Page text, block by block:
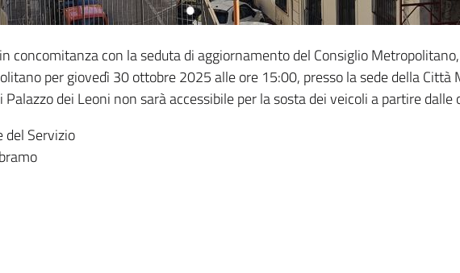
concomitanza con la seduta di aggiornamento del Consiglio
per giovedì 30 ottobre 2025 alle ore 15:00, presso la sede della Città
dei Leoni non sarà accessibile per la sosta dei veicoli a partire dalle
del Servizio